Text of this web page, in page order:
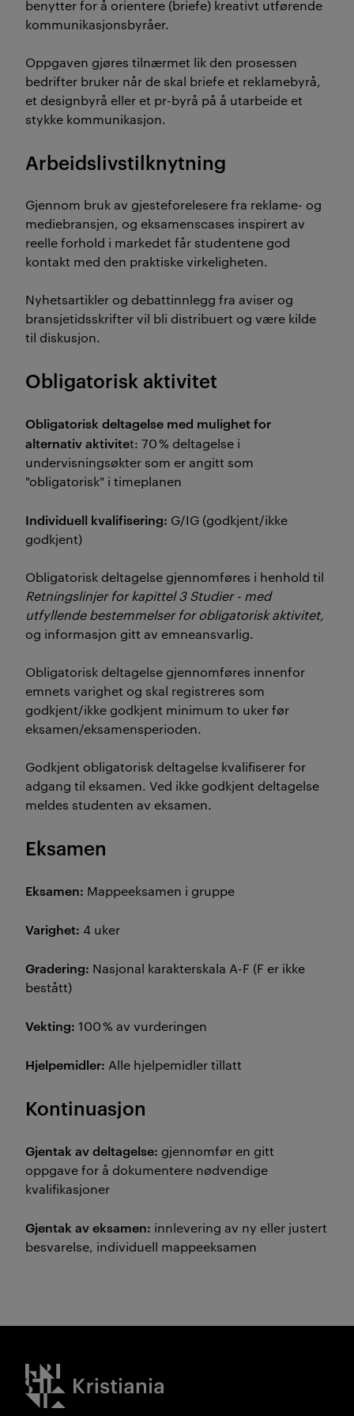
benytter for å orientere (briefe) kreativt utførende
kommunikasjonsbyråer.
Oppgaven gjøres tilnærmet lik den prosessen
bedrifter bruker når de skal briefe et reklamebyrå,
et designbyrå eller et pr-byrå på å utarbeide et
stykke kommunikasjon.
Arbeidslivstilknytning
Gjennom bruk av gjesteforelesere fra reklame- og
mediebransjen, og eksamenscases inspirert av
reelle forhold i markedet får studentene god
kontakt med den praktiske virkeligheten.
Nyhetsartikler og debattinnlegg fra aviser og
bransjetidsskrifter vil bli distribuert og være kilde
til diskusjon.
Obligatorisk aktivitet
Obligatorisk deltagelse med mulighet for
alternativ aktivitet: 70 % deltagelse i
undervisningsøkter som er angitt som
"obligatorisk" i timeplanen
Individuell kvalifisering: G/IG (godkjent/ikke
godkjent)
Obligatorisk deltagelse gjennomføres i henhold til
Retningslinjer for kapittel 3 Studier - med
utfyllende bestemmelser for obligatorisk aktivitet,
og informasjon gitt av emneansvarlig.
Obligatorisk deltagelse gjennomføres innenfor
emnets varighet og skal registreres som
godkjent/ikke godkjent minimum to uker før
eksamen/eksamensperioden.
Godkjent obligatorisk deltagelse kvalifiserer for
adgang til eksamen. Ved ikke godkjent deltagelse
meldes studenten av eksamen.
Eksamen
Eksamen: Mappeeksamen i gruppe
Varighet: 4 uker
Gradering: Nasjonal karakterskala A-F (F er ikke
bestått)
Vekting: 100 % av vurderingen
Hjelpemidler: Alle hjelpemidler tillatt
Kontinuasjon
Gjentak av deltagelse: gjennomfør en gitt
oppgave for å dokumentere nødvendige
kvalifikasjoner
Gjentak av eksamen: innlevering av ny eller justert
besvarelse, individuell mappeeksamen
Kristiania logo